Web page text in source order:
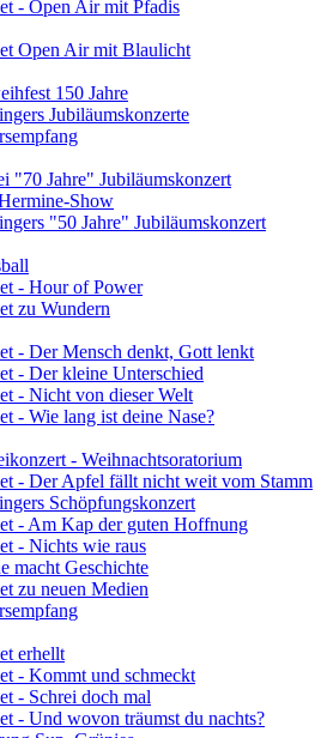
- Open Air mit Pfadis
Open Air mit Blaulicht
150 Jahre
Jubiläumskonzerte
"70 Jahre" Jubiläumskonzert
Show
"50 Jahre" Jubiläumskonzert
- Hour of Power
zu Wundern
- Der Mensch denkt, Gott lenkt
- Der kleine Unterschied
- Nicht von dieser Welt
- Wie lang ist deine Nase?
- Weihnachtsoratorium
- Der Apfel fällt nicht weit vom Stamm
Schöpfungskonzert
- Am Kap der guten Hoffnung
- Nichts wie raus
macht Geschichte
zu neuen Medien
erhellt
- Kommt und schmeckt
- Schrei doch mal
- Und wovon träumst du nachts?